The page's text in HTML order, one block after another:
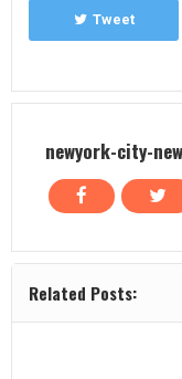
Tweet
newyork-city-
Related Posts: